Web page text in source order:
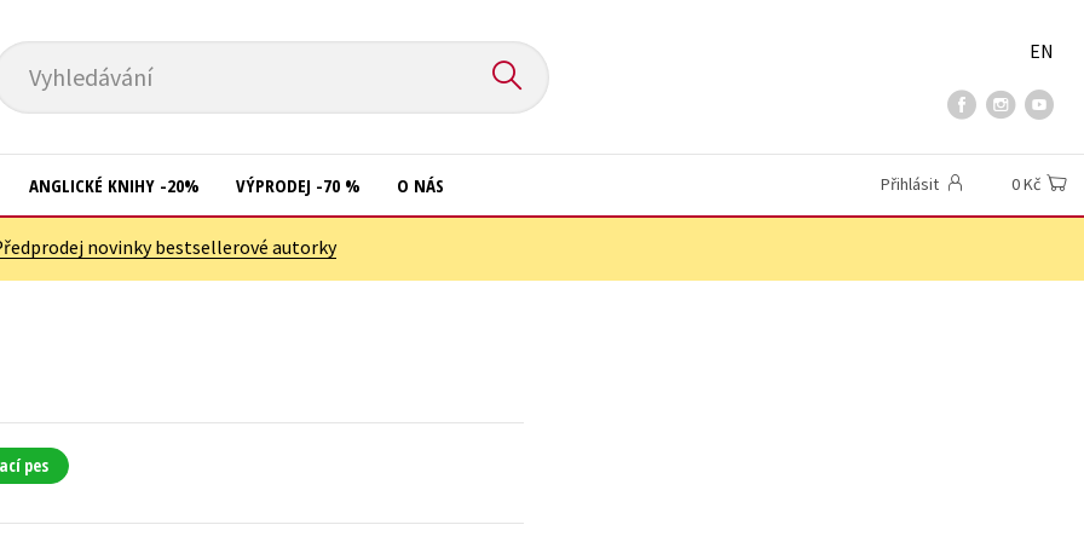
Vyhledávání
EN
ANGLICKÉ KNIHY -20% VÝPRODEJ -70 % O NÁS Přihlásit 0 Kč
novinky bestsellerové autorky
pes